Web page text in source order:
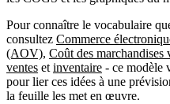
Pour connaître le vocabulaire
consultez Commerce
(AOV), Coût des marchandises
ventes et inventaire - ce modèle
pour lier ces idées à une
la feuille les met en œuvre.